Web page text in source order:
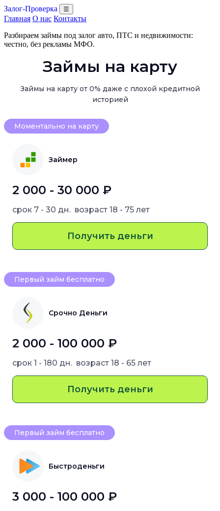
Залог-Проверка ☰
Главная О нас Контакты
Разбираем займы под залог авто, ПТС и недвижимости:
честно, без рекламы МФО.
Займы на карту
Займы на карту от 0% даже с плохой кредитной
историей
Моментально на карту
Займер
2 000 - 30 000 ₽
срок 7 - 30 дн. возраст 18 - 75 лет
Получить деньги
Первый займ бесплатно
Срочно Деньги
2 000 - 100 000 ₽
срок 1 - 180 дн. возраст 18 - 65 лет
Получить деньги
Первый займ бесплатно
Быстроденьги
3 000 - 100 000 ₽